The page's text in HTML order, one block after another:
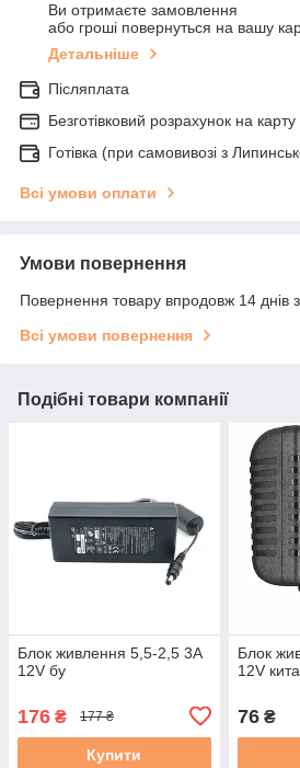
Ви отримаєте замовлення
або гроші повернуться на вашу
Детальніше
Післяплата
Безготівковий розрахунок на
Готівка (при самовивозі з
Всі умови оплати
Умови повернення
Повернення товару впродовж 14 днів
Всі умови повернення
Подібні товари компанії
Блок живлення 5,5-2,5 3A
12V бу
176 ₴ 177 ₴
Купити
Блок
12V
76₴